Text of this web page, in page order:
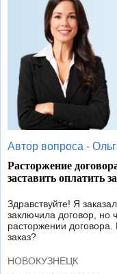
Автор вопроса -
Расторжение
заставить оплатить
Здравствуйте! Я
заключила договор, но
расторжении договора.
заказ?
НОВОКУЗНЕЦК